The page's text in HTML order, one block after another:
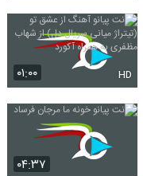
۰۱:۰۰ HD
۰۴:۳۷